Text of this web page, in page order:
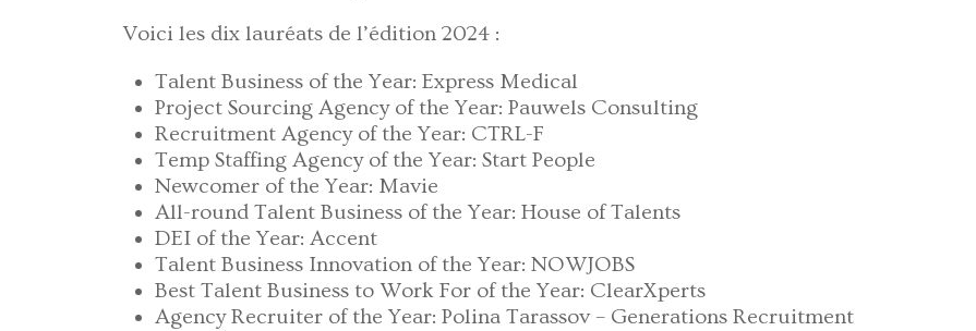
Voici les dix lauréats de l’édition 2024 :
Talent Business of the Year: Express Medical
Project Sourcing Agency of the Year: Pauwels Consulting
Recruitment Agency of the Year: CTRL-F
Temp Staffing Agency of the Year: Start People
Newcomer of the Year: Mavie
All-round Talent Business of the Year: House of Talents
DEI of the Year: Accent
Talent Business Innovation of the Year: NOWJOBS
Best Talent Business to Work For of the Year: ClearXperts
Agency Recruiter of the Year: Polina Tarassov – Generations Recruitment